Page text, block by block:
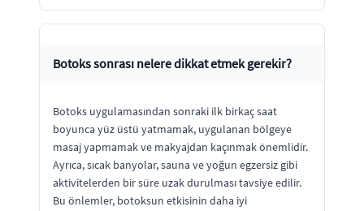
Botoks sonrası nelere dikkat etmek gerekir?
Botoks uygulamasından sonraki ilk birkaç saat
boyunca yüz üstü yatmamak, uygulanan bölgeye
masaj yapmamak ve makyajdan kaçınmak önemlidir.
Ayrıca, sıcak banyolar, sauna ve yoğun egzersiz gibi
aktivitelerden bir süre uzak durulması tavsiye edilir.
Bu önlemler, botoksun etkisinin daha iyi